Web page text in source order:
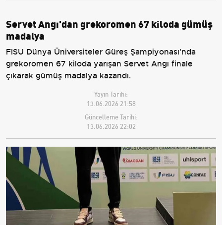
Servet Angı'dan grekoromen 67 kiloda gümüş
madalya
FISU Dünya Üniversiteler Güreş Şampiyonası'nda
grekoromen 67 kiloda yarışan Servet Angı finale
çıkarak gümüş madalya kazandı.
Yayın Tarihi:
13.06.2026 21:58
Güncelleme Tarihi:
13.06.2026 22:02